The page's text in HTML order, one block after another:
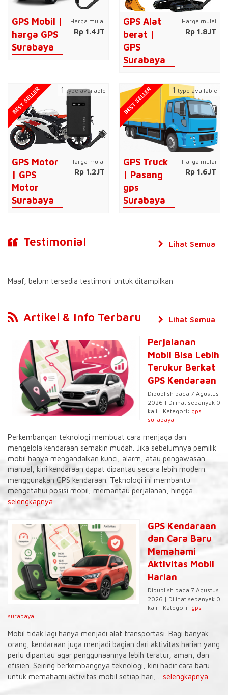
GPS Mobil |
harga GPS
Surabaya
Harga mulai
Rp 1.4JT
GPS Alat
berat |
GPS
Surabaya
Harga mulai
Rp 1.8JT
GPS Motor
| GPS
Motor
Surabaya
Harga mulai
Rp 1.2JT
BEST SELLER 1 type available
GPS Truck
| Pasang
gps
Surabaya
Harga mulai
Rp 1.6JT
BEST SELLER 1 type available
Testimonial
Maaf, belum tersedia testimoni untuk ditampilkan
Lihat Semua
Artikel & Info Terbaru
Perjalanan
Mobil Bisa Lebih
Terukur Berkat
GPS Kendaraan
Dipublish pada 7 Agustus
2026 | Dilihat sebanyak 0
kali | Kategori: gps
surabaya
Perkembangan teknologi membuat cara menjaga dan
mengelola kendaraan semakin mudah. Jika sebelumnya pemilik
mobil hanya mengandalkan kunci, alarm, atau pengawasan
manual, kini kendaraan dapat dipantau secara lebih modern
menggunakan GPS kendaraan. Teknologi ini membantu
mengetahui posisi mobil, memantau perjalanan, hingga...
selengkapnya
GPS Kendaraan
dan Cara Baru
Memahami
Aktivitas Mobil
Harian
Dipublish pada 7 Agustus
2026 | Dilihat sebanyak 0
kali | Kategori: gps
surabaya
Mobil tidak lagi hanya menjadi alat transportasi. Bagi banyak
orang, kendaraan juga menjadi bagian dari aktivitas harian yang
perlu dipantau agar penggunaannya lebih teratur, aman, dan
efisien. Seiring berkembangnya teknologi, kini hadir cara baru
untuk memahami aktivitas mobil setiap hari,... selengkapnya
Lihat Semua